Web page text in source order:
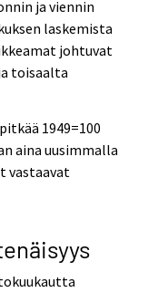
ja viennin
laskemista
johtuvat
toisaalta
1949=100
aina uusimmalla
vastaavat